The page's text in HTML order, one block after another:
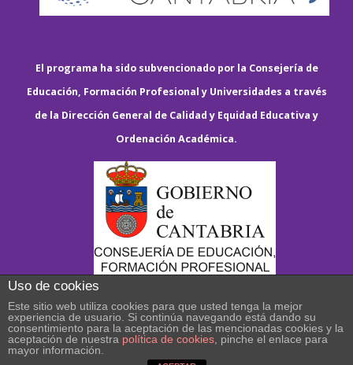
El programa ha sido subvencionado por la Consejería de
Educación, Formación Profesional y Universidades a través
de la Dirección General de Calidad y Equidad Educativa y
Ordenación Académica.
Uso de cookies
Este sitio web utiliza cookies para que usted tenga la mejor
experiencia de usuario. Si continúa navegando está dando su
consentimiento para la aceptación de las mencionadas cookies y la
aceptación de nuestra política de cookies , pinche el enlace para
mayor información.